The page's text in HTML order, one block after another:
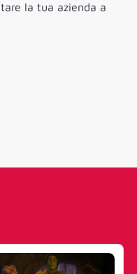
la tua azienda a